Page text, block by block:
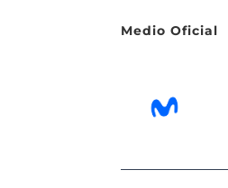
Medio Oficial